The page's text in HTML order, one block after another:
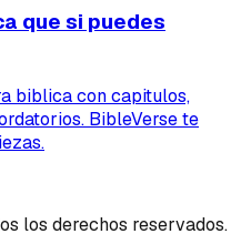
que si puedes
biblica con capitulos,
BibleVerse te
los derechos reservados.